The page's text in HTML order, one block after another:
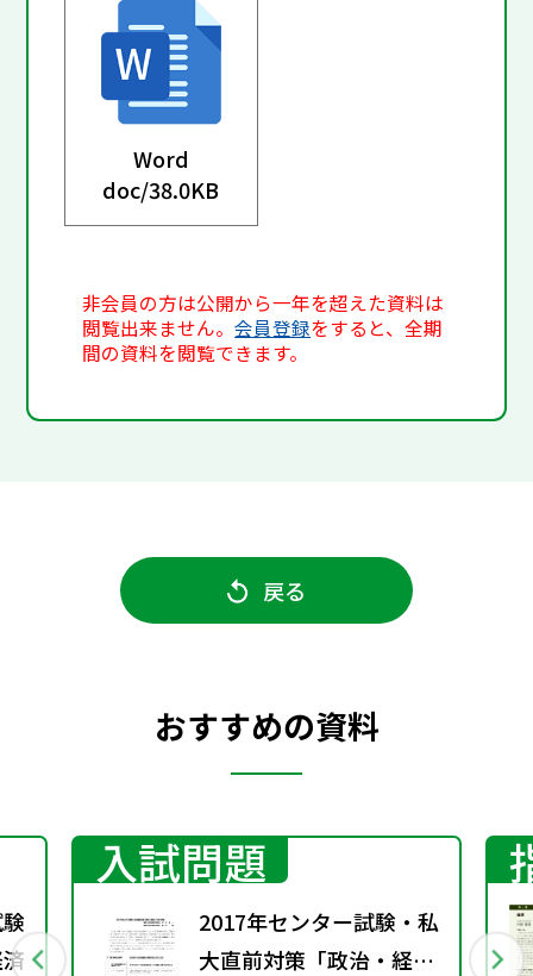
Word
doc/38.0KB
非会員の方は公開から一年を超えた資料は
閲覧出来ません。会員登録をすると、全期
間の資料を閲覧できます。
戻る
おすすめの資料
入試問題
2017年センター試験・私
大直前対策「政治・経